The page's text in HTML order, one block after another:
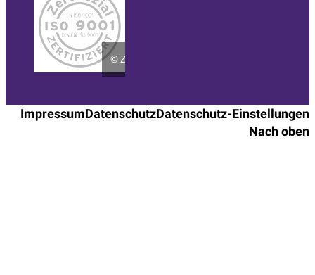
©ZertSozial
ImpressumDatenschutzDatenschutz-Einstellungen
Nach oben